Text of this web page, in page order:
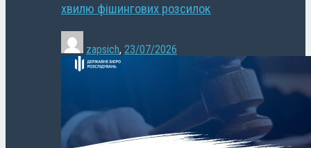
хвилю фішингових розсилок
zapsich, 23/07/2026